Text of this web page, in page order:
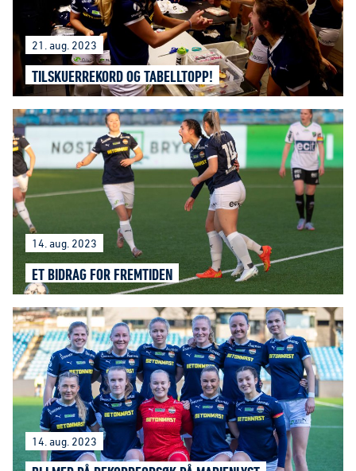
21. aug. 2023
TILSKUERREKORD OG TABELLTOPP!
14. aug. 2023
ET BIDRAG FOR FREMTIDEN
14. aug. 2023